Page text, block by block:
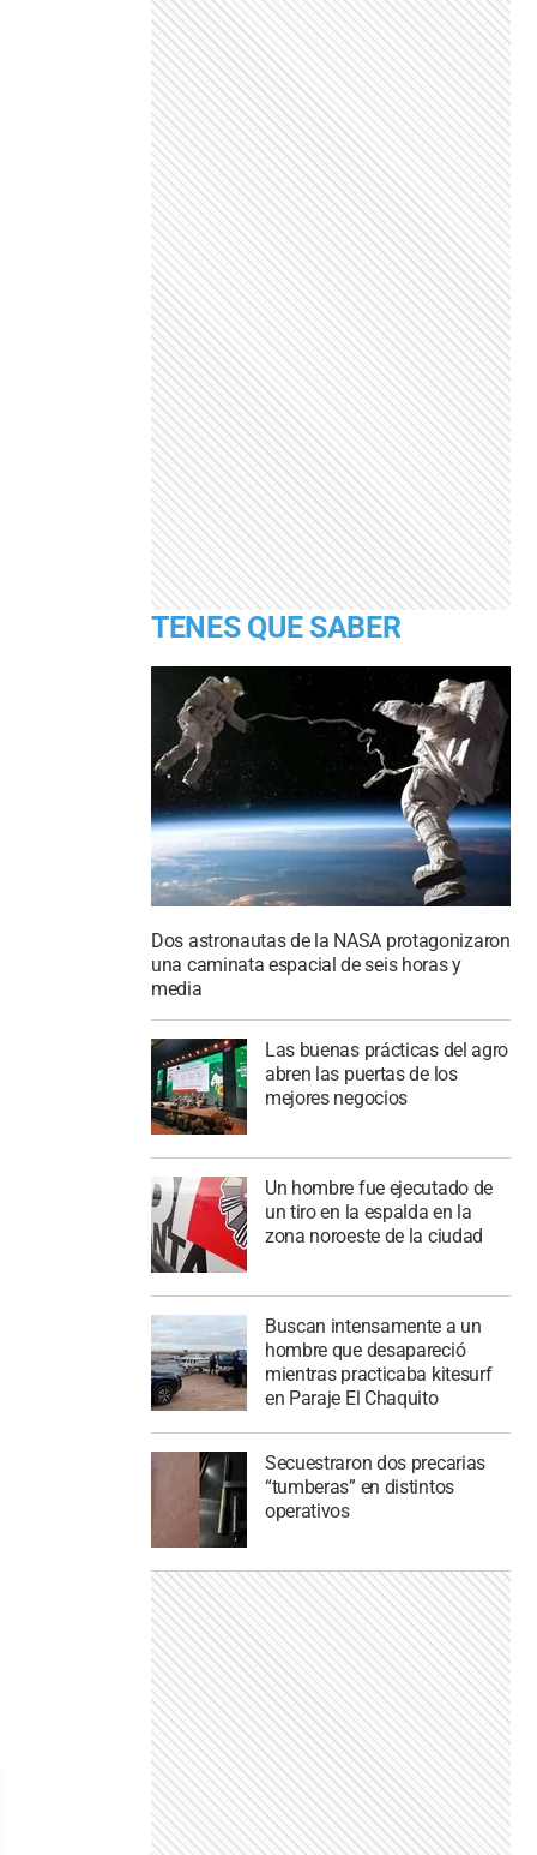
TENES QUE SABER
Dos astronautas de la NASA protagonizaron
una caminata espacial de seis horas y
media
Las buenas prácticas del agro
abren las puertas de los
mejores negocios
Un hombre fue ejecutado de
un tiro en la espalda en la
zona noroeste de la ciudad
Buscan intensamente a un
hombre que desapareció
mientras practicaba kitesurf
en Paraje El Chaquito
Secuestraron dos precarias
“tumberas” en distintos
operativos